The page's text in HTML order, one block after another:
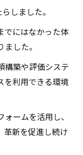
しました。
でにはなかった体
した。
構築や評価システ
を利用できる環境
ームを活用し、
革新を促進し続け